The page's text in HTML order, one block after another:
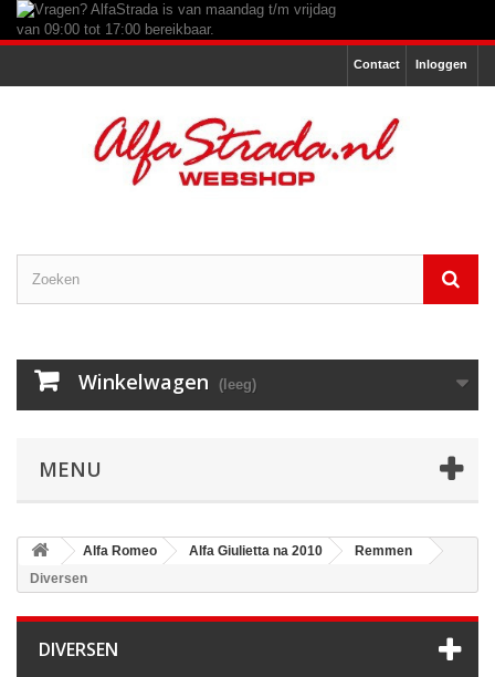
Inloggen
Contact
Winkelwagen (leeg)
MENU
Alfa Romeo Alfa Giulietta na 2010
Remmen
Diversen
DIVERSEN